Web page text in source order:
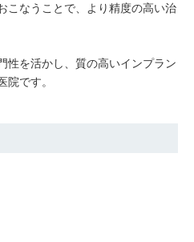
こなうことで、より精度の高い治
性を活かし、質の高いインプラン
院です。